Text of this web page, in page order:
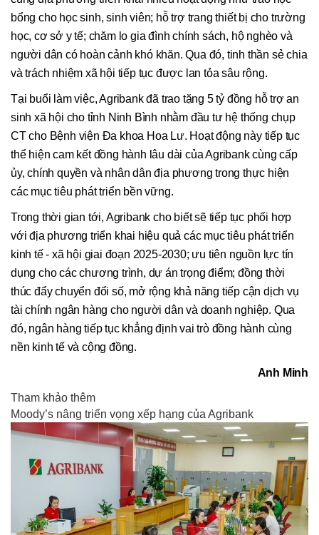
bổng cho học sinh, sinh viên; hỗ trợ trang thiết bị cho trường
học, cơ sở y tế; chăm lo gia đình chính sách, hộ nghèo và
người dân có hoàn cảnh khó khăn. Qua đó, tinh thần sẻ chia
và trách nhiệm xã hội tiếp tục được lan tỏa sâu rộng.
Tại buổi làm việc, Agribank đã trao tặng 5 tỷ đồng hỗ trợ an
sinh xã hội cho tỉnh Ninh Bình nhằm đầu tư hệ thống chụp
CT cho Bệnh viện Đa khoa Hoa Lư. Hoạt động này tiếp tục
thể hiện cam kết đồng hành lâu dài của Agribank cùng cấp
ủy, chính quyền và nhân dân địa phương trong thực hiện
các mục tiêu phát triển bền vững.
Trong thời gian tới, Agribank cho biết sẽ tiếp tục phối hợp
với địa phương triển khai hiệu quả các mục tiêu phát triển
kinh tế - xã hội giai đoạn 2025-2030; ưu tiên nguồn lực tín
dụng cho các chương trình, dự án trọng điểm; đồng thời
thúc đẩy chuyển đổi số, mở rộng khả năng tiếp cận dịch vụ
tài chính ngân hàng cho người dân và doanh nghiệp. Qua
đó, ngân hàng tiếp tục khẳng định vai trò đồng hành cùng
nền kinh tế và cộng đồng.
Anh Minh
Tham khảo thêm
Moody’s nâng triển vọng xếp hạng của Agribank